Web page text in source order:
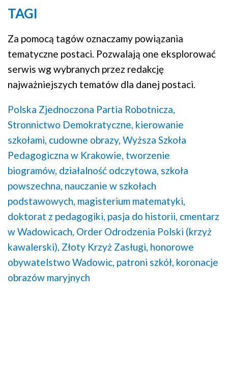
TAGI
Za pomocą tagów oznaczamy powiązania
tematyczne postaci. Pozwalają one eksplorować
serwis wg wybranych przez redakcję
najważniejszych tematów dla danej postaci.
Polska Zjednoczona Partia Robotnicza,
Stronnictwo Demokratyczne, kierowanie
szkołami, cudowne obrazy, Wyższa Szkoła
Pedagogiczna w Krakowie, tworzenie
biogramów, działalność odczytowa, szkoła
powszechna, nauczanie w szkołach
podstawowych, magisterium matematyki,
doktorat z pedagogiki, pasja do historii, cmentarz
w Wadowicach, Order Odrodzenia Polski (krzyż
kawalerski), Złoty Krzyż Zasługi, honorowe
obywatelstwo Wadowic, patroni szkół, koronacje
obrazów maryjnych